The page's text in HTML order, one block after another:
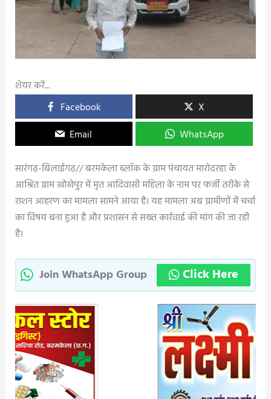
शेयर करें...
Facebook
X
Email
WhatsApp
सारंगढ़-बिलाईगढ़// बरमकेला ब्लॉक के ग्राम पंचायत मारोदरहा के
आश्रित ग्राम खोखेपुर में मृत आदिवासी महिला के नाम पर फर्जी तरीके से
राशन आहरण का मामला सामने आया है। यह मामला अब ग्रामीणों में चर्चा
का विषय बना हुआ है और प्रशासन से सख्त कार्रवाई की मांग की जा रही
है।
Join WhatsApp Group Click Here